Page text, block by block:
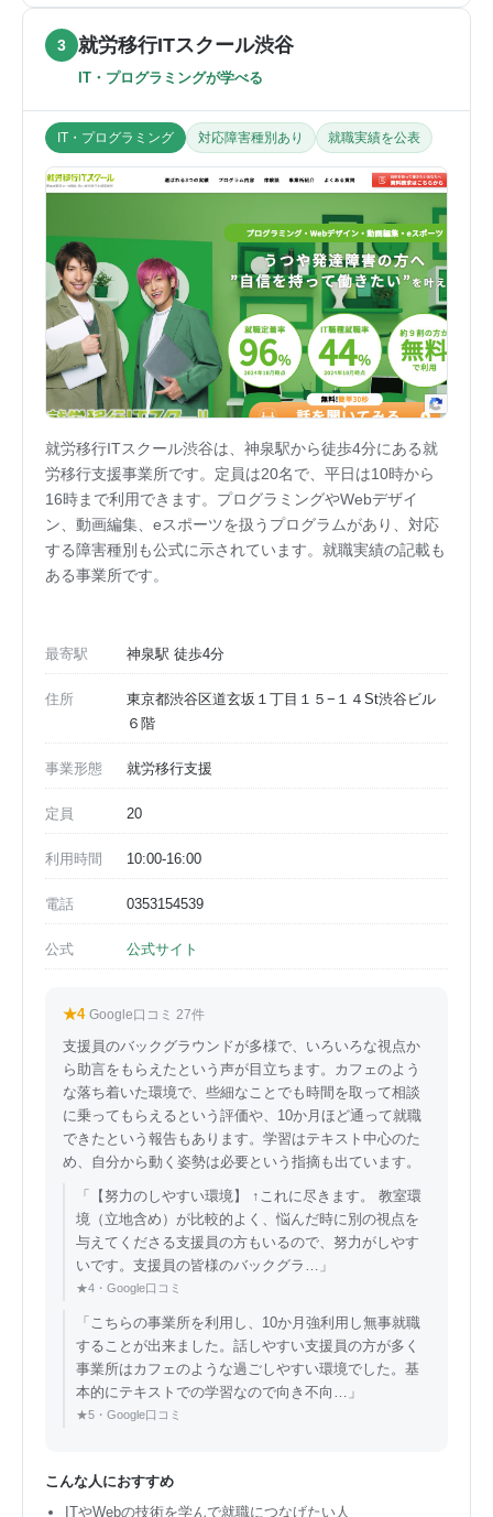
3 就労移行ITスクール渋谷
IT・プログラミングが学べる
IT・プログラミング 対応障害種別あり 就職実績を公表
就労移行ITスクール渋谷は、神泉駅から徒歩4分にある就
労移行支援事業所です。定員は20名で、平日は10時から
16時まで利用できます。プログラミングやWebデザイ
ン、動画編集、eスポーツを扱うプログラムがあり、対応
する障害種別も公式に示されています。就職実績の記載も
ある事業所です。
最寄駅 神泉駅 徒歩4分
住所
東京都渋谷区道玄坂１丁目１５−１４St渋谷ビル
６階
事業形態 就労移行支援
定員 20
利用時間 10:00-16:00
電話 0353154539
公式 公式サイト
★4 Google口コミ 27件
支援員のバックグラウンドが多様で、いろいろな視点か
ら助言をもらえたという声が目立ちます。カフェのよう
な落ち着いた環境で、些細なことでも時間を取って相談
に乗ってもらえるという評価や、10か月ほど通って就職
できたという報告もあります。学習はテキスト中心のた
め、自分から動く姿勢は必要という指摘も出ています。
「【努力のしやすい環境】 ↑これに尽きます。 教室環
境（立地含め）が比較的よく、悩んだ時に別の視点を
与えてくださる支援員の方もいるので、努力がしやす
いです。支援員の皆様のバックグラ…」
★4・Google口コミ
「こちらの事業所を利用し、10か月強利用し無事就職
することが出来ました。話しやすい支援員の方が多く
事業所はカフェのような過ごしやすい環境でした。基
本的にテキストでの学習なので向き不向…」
★5・Google口コミ
こんな人におすすめ
ITやWebの技術を学んで就職につなげたい人